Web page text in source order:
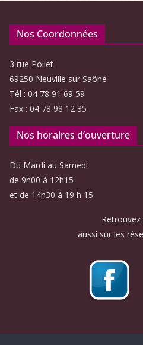
Nos Coordonnées
3 rue Pollet
69250 Neuville sur Saône
Tél : 04 78 91 69 59
Fax : 04 78 98 12 35
Nos horaires d’ouverture
Du Mardi au Samedi
de 9h00 à 12h15
et de 14h30 à 19 h 15
Retrouvez
aussi sur les